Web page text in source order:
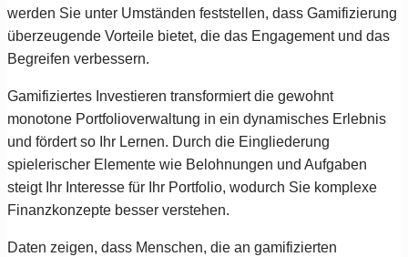
werden Sie unter Umständen feststellen, dass Gamifizierung
überzeugende Vorteile bietet, die das Engagement und das
Begreifen verbessern.
Gamifiziertes Investieren transformiert die gewohnt
monotone Portfolioverwaltung in ein dynamisches Erlebnis
und fördert so Ihr Lernen. Durch die Eingliederung
spielerischer Elemente wie Belohnungen und Aufgaben
steigt Ihr Interesse für Ihr Portfolio, wodurch Sie komplexe
Finanzkonzepte besser verstehen.
Daten zeigen, dass Menschen, die an gamifizierten